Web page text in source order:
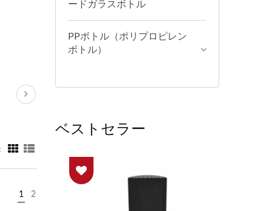
1 2
ードガラスボトル
PPボトル（ポリプロピレン
ボトル）
ベストセラー